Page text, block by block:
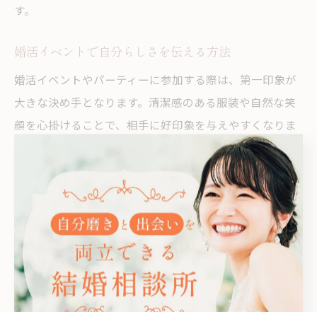
す。
婚活イベントで自分らしさを伝える方法
婚活イベントやパーティーに参加する際は、第一印象が
大きな決め手となります。清潔感のある服装や自然な笑
顔を心掛けることで、相手に好印象を与えやすくなりま
会話では、無理に話題を合わせるよりも、自分の趣味や
仕事、これからの人生で大切にしたいことなどを素直に
伝えることが成功のポイントです。川崎市のイベントで
は、地元の話題やおすすめスポットを話すと共通点が見
つかりやすくなります。
また、緊張しやすい方は事前に話題をいくつか用意して